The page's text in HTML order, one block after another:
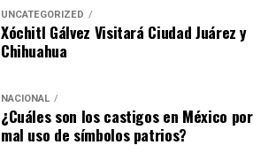
UNCATEGORIZED
Xóchitl Gálvez Visitará Ciudad Juárez y
Chihuahua
NACIONAL
¿Cuáles son los castigos en México por
mal uso de símbolos patrios?